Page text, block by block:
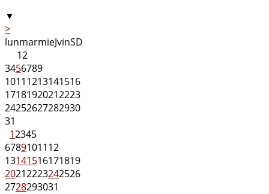
▼
>
lunmarmieJvinSD
12
3456789
10111213141516
17181920212223
24252627282930
31
12345
6789101112
13141516171819
20212223242526
2728293031